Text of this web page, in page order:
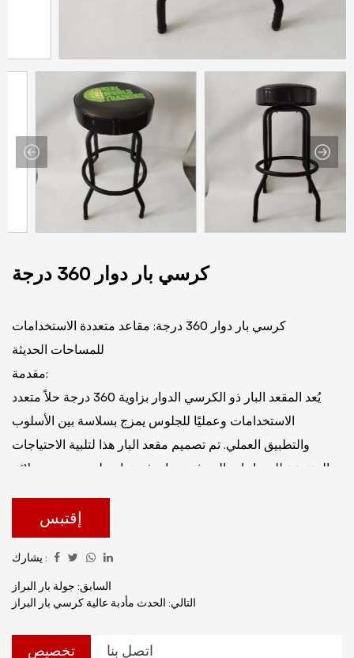
كرسي بار دوار 360 درجة
كرسي بار دوار 360 درجة: مقاعد متعددة الاستخدامات
للمساحات الحديثة
مقدمة:
يُعد المقعد البار ذو الكرسي الدوار بزاوية 360 درجة حلاً متعدد
الاستخدامات وعمليًا للجلوس يمزج بسلاسة بين الأسلوب
والتطبيق العملي. تم تصميم مقعد البار هذا لتلبية الاحتياجات
المتنوعة للمساحات الحديثة، مما يوفر خيار جلوس مريح وملائم
العامة التفصيلية للمنتج، سوف نستكشف الميزات والتطبيقات
إقتبس
يشارك :
السابق: جولة بار البراز
التالي: الحدث مأدبة عالية كرسي بار البراز
تخصيص اتصل بنا